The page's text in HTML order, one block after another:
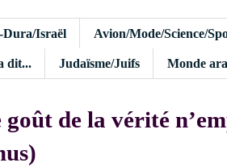
Dura/Israël Avion/Mode/Science/
dit... Judaïsme/Juifs Monde
goût de la vérité